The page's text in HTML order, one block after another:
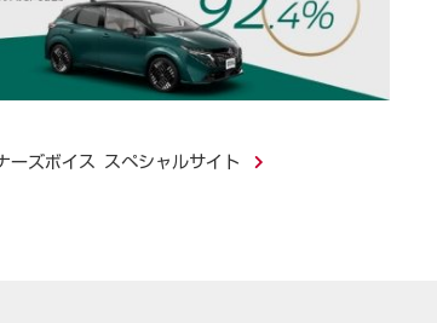
ーズボイス スペシャルサイト